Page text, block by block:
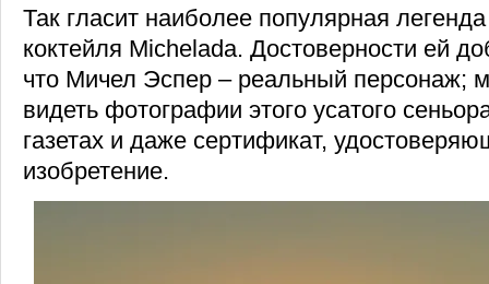
Так гласит наиболее популярная
коктейля Michelada. Достоверности ей
что Мичел Эспер – реальный персонаж;
видеть фотографии этого усатого
газетах и даже сертификат,
изобретение.